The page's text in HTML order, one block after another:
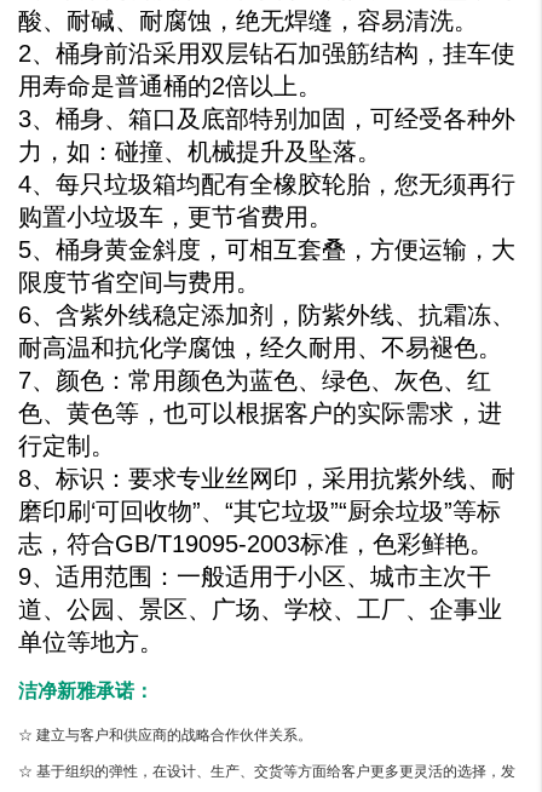
酸、耐碱、耐腐蚀，绝无焊缝，容易清洗。
2、桶身前沿采用双层钻石加强筋结构，挂车使
用寿命是普通桶的2倍以上。
3、桶身、箱口及底部特别加固，可经受各种外
力，如：碰撞、机械提升及坠落。
4、每只垃圾箱均配有全橡胶轮胎，您无须再行
购置小垃圾车，更节省费用。
5、桶身黄金斜度，可相互套叠，方便运输，大
限度节省空间与费用。
6、含紫外线稳定添加剂，防紫外线、抗霜冻、
耐高温和抗化学腐蚀，经久耐用、不易褪色。
7、颜色：常用颜色为蓝色、绿色、灰色、红
色、黄色等，也可以根据客户的实际需求，进
行定制。
8、标识：要求专业丝网印，采用抗紫外线、耐
磨印刷‘可回收物”、“其它垃圾”“厨余垃圾”等标
志，符合GB/T19095-2003标准，色彩鲜艳。
9、适用范围：一般适用于小区、城市主次干
道、公园、景区、广场、学校、工厂、企事业
单位等地方。
洁净新雅承诺：
☆ 建立与客户和供应商的战略合作伙伴关系。
☆ 基于组织的弹性，在设计、生产、交货等方面给客户更多更灵活的选择，发